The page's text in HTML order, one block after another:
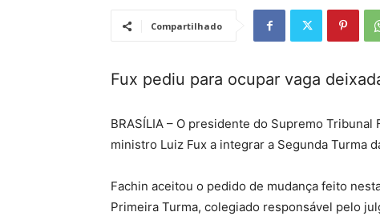
Compartilhado
Fux pediu para ocupar vaga
BRASÍLIA – O presidente do Supremo
ministro Luiz Fux a integrar a Segunda Turma
Fachin aceitou o pedido de mudança feito
Primeira Turma, colegiado responsável pelo